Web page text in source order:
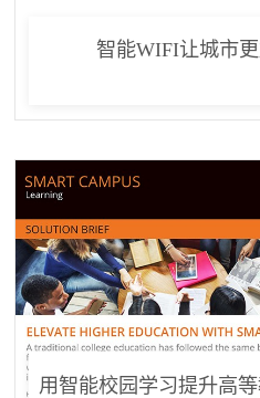
智能WIFI让城市更
用智能校园学习提升高